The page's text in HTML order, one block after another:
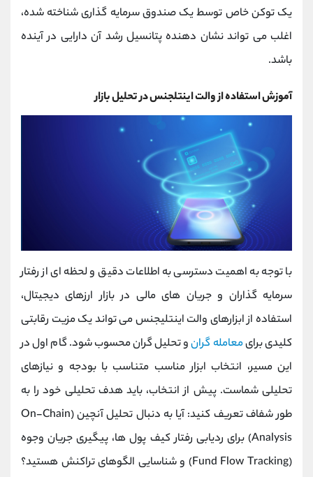
یک توکن خاص توسط یک صندوق سرمایه ‌گذاری شناخته ‌شده،
اغلب می ‌تواند نشان ‌دهنده پتانسیل رشد آن دارایی در آینده
باشد.
آموزش استفاده از والت اینتلجنس در تحلیل بازار
با توجه به اهمیت دسترسی به اطلاعات دقیق و لحظه ‌ای از رفتار
سرمایه‌ گذاران و جریان‌ های مالی در بازار ارزهای دیجیتال،
استفاده از ابزارهای والت اینتلیجنس می ‌تواند یک مزیت رقابتی
کلیدی برایمعامله‌ گرانو تحلیل ‌گران محسوب شود. گام اول در
این مسیر، انتخاب ابزار مناسب متناسب با بودجه و نیازهای
تحلیلی شماست. پیش از انتخاب، باید هدف تحلیلی خود را به
طور شفاف تعریف کنید: آیا به دنبال تحلیل آنچین (On-Chain
Analysis) برای ردیابی رفتار کیف پول ‌ها، پیگیری جریان وجوه
(Fund Flow Tracking) و شناسایی الگوهای تراکنش هستید؟